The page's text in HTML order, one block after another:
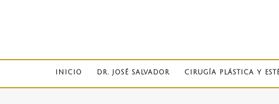
INICIO DR. JOSÉ SALVADOR CIRUGÍA PLÁSTICA Y